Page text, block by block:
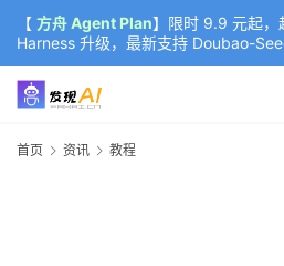
【 方舟 Agent Plan】限时 9.9 元起，
Harness 升级，最新支持 Doubao-
K3（部分）、GLM-5.2
首页 资讯 教程